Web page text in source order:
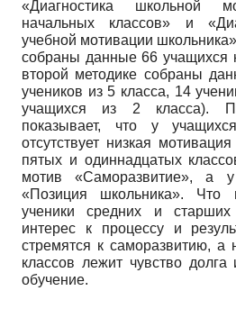
«Диагностика школьной
начальных классов» и
учебной мотивации
собраны данные 66 учащихся
второй методике собраны
учеников из 5 класса, 14
учащихся из 2 класса).
показывает, что у
отсутствует низкая
пятых и одиннадцатых
мотив «Саморазвитие», а у
«Позиция школьника». Что
ученики средних и
интерес к процессу и
стремятся к саморазвитию, а
классов лежит чувство долга
обучение.